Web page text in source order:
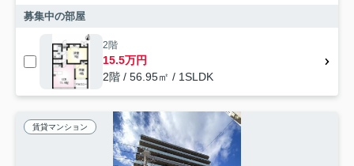
募集中の部屋
2階
15.5万円
2階 / 56.95㎡ / 1SLDK
賃貸マンション